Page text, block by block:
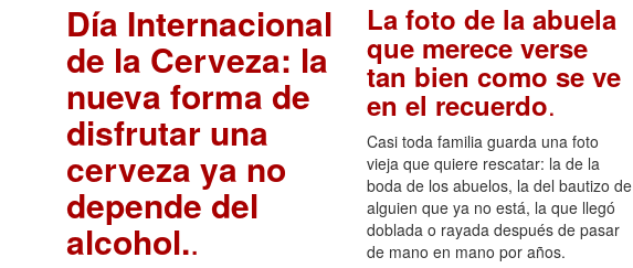
Día Internacional
de la Cerveza: la
nueva forma de
disfrutar una
cerveza ya no
depende del
alcohol..
La foto de la abuela
que merece verse
tan bien como se ve
en el recuerdo.
Casi toda familia guarda una foto
vieja que quiere rescatar: la de la
boda de los abuelos, la del bautizo de
alguien que ya no está, la que llegó
doblada o rayada después de pasar
de mano en mano por años.